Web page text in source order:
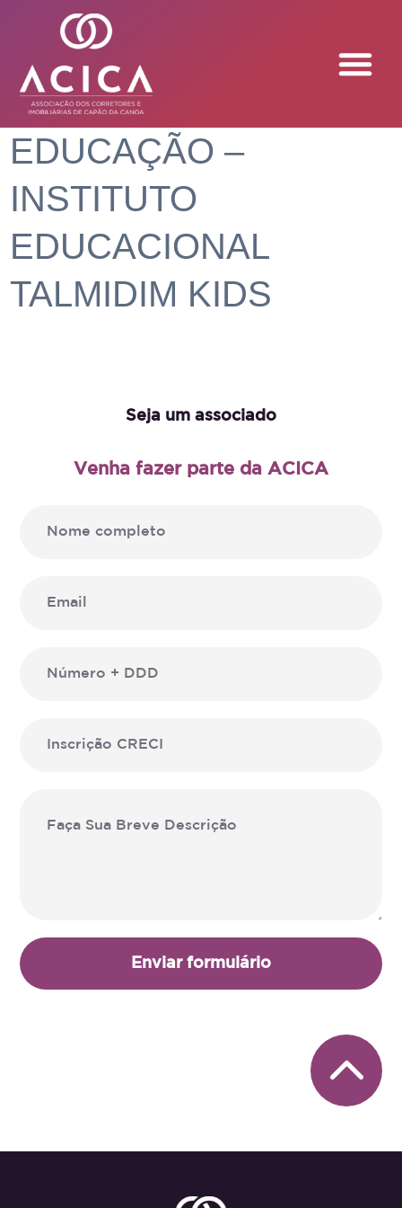
EDUCAÇÃO –
INSTITUTO
EDUCACIONAL
TALMIDIM KIDS
Seja um associado
Venha fazer parte da ACICA
Enviar formulário